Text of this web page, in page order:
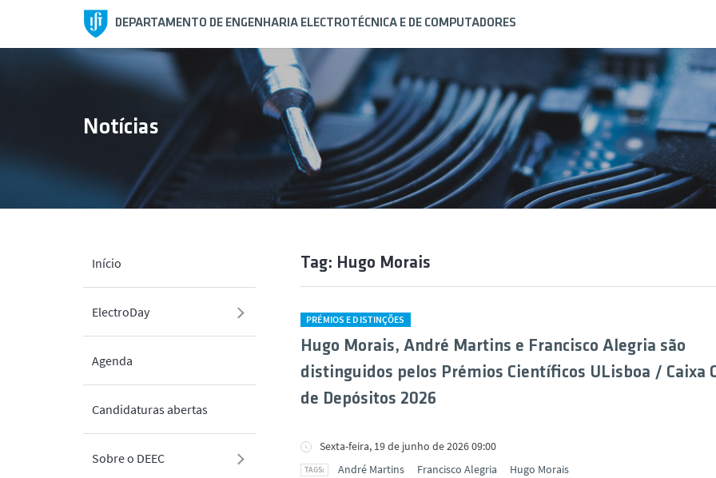
DEPARTAMENTO DE ENGENHARIA ELECTROTÉCNICA E DE COMPUTADORES
Início
ElectroDay
Agenda
Candidaturas abertas
Sobre o DEEC
Notícias
Tag: Hugo Morais
PRÉMIOS E DISTINÇÕES
Hugo Morais, André Martins e Francisco Alegria são
distinguidos pelos Prémios Científicos ULisboa / Caixa
de Depósitos 2026
Sexta-feira, 19 de junho de 2026 09:00
André Martins
Francisco Alegria Hugo Morais